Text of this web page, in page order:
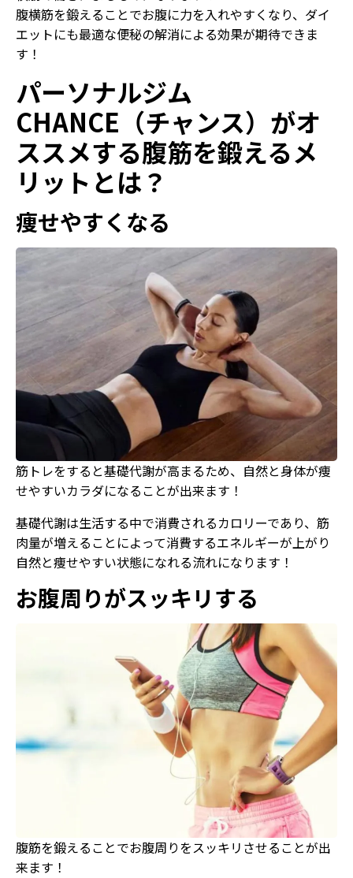
腹横筋を鍛えることでお腹に力を入れやすくなり、ダイ
エットにも最適な便秘の解消による効果が期待できま
す！
パーソナルジム
CHANCE（チャンス）がオ
ススメする腹筋を鍛えるメ
リットとは？
痩せやすくなる
筋トレをすると基礎代謝が高まるため、自然と身体が痩
せやすいカラダになることが出来ます！
基礎代謝は生活する中で消費されるカロリーであり、筋
肉量が増えることによって消費するエネルギーが上がり
自然と痩せやすい状態になれる流れになります！
お腹周りがスッキリする
腹筋を鍛えることでお腹周りをスッキリさせることが出
来ます！